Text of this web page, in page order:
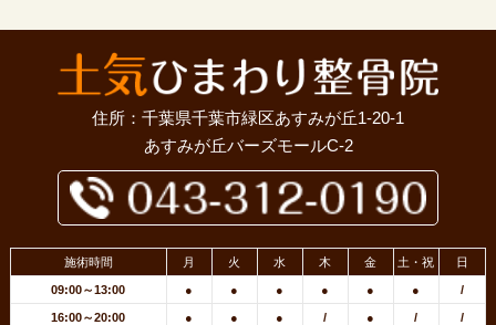
住所：千葉県千葉市緑区あすみが丘1-20-1
あすみが丘バーズモールC-2
施術時間 月 火 水 木 金 土・祝 日
09:00～13:00 ● ● ● ● ● ● /
16:00～20:00 ● ● ● / ● /
/